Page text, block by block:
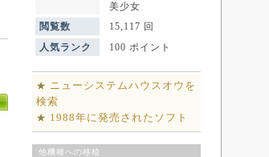
美少女
閲覧数
15,117 回
人気ランク
100 ポイント
★ ニューシステムハウスオウを
検索
★ 1988年に発売されたソフト
他機種への移植